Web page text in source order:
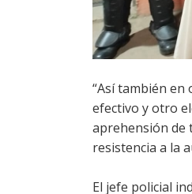
“Así también en
efectivo y otro
aprehensión de
resistencia a la
El jefe policial